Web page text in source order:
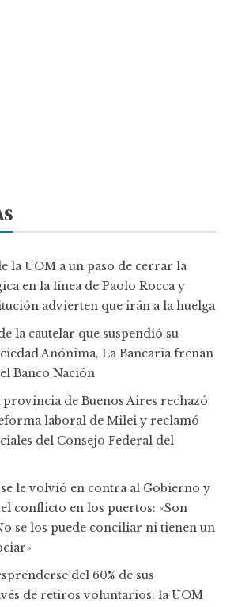
la UOM a un paso de cerrar la
en la línea de Paolo Rocca y
advierten que irán a la huelga
la cautelar que suspendió su
Anónima, La Bancaria frenan
Banco Nación
de Buenos Aires rechazó
laboral de Milei y reclamó
del Consejo Federal del
le volvió en contra al Gobierno y
conflicto en los puertos: «Son
se los puede conciliar ni tienen un
del 60% de sus
de retiros voluntarios: la UOM